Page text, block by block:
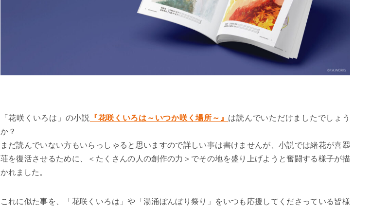
「花咲くいろは」の小説 『花咲くいろは～いつか咲く場所～』 は読んでいただけましたでしょう
か？
まだ読んでいない方もいらっしゃると思いますので詳しい事は書けませんが、小説では緒花が喜翆
荘を復活させるために、＜たくさんの人の創作の力＞でその地を盛り上げようと奮闘する様子が描
かれました。
これに似た事を、「花咲くいろは」や「湯涌ぼんぼり祭り」をいつも応援してくださっている皆様